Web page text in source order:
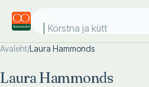
Korstna ja kütte
Avaleht/Laura Hammonds
Laura Hammonds